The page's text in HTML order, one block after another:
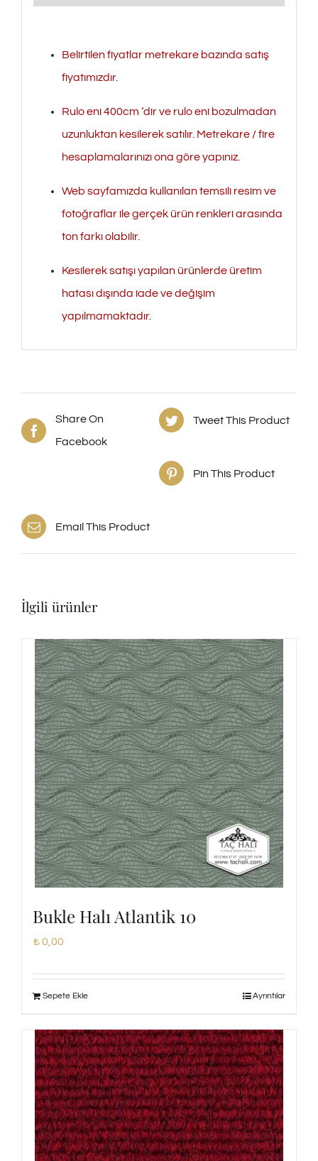
Belirtilen fiyatlar metrekare bazında satış
fiyatımızdır.
Rulo eni 400cm ‘dir ve rulo eni bozulmadan
uzunluktan kesilerek satılır. Metrekare / fire
hesaplamalarınızı ona göre yapınız.
Web sayfamızda kullanılan temsili resim ve
fotoğraflar ile gerçek ürün renkleri arasında
ton farkı olabilir.
Kesilerek satışı yapılan ürünlerde üretim
hatası dışında iade ve değişim
yapılmamaktadır.
Share On
Facebook
Tweet This Product
Pin This Product
Email This Product
İlgili ürünler
Bukle Halı Atlantik 10
₺0,00
Sepete Ekle Ayrıntılar